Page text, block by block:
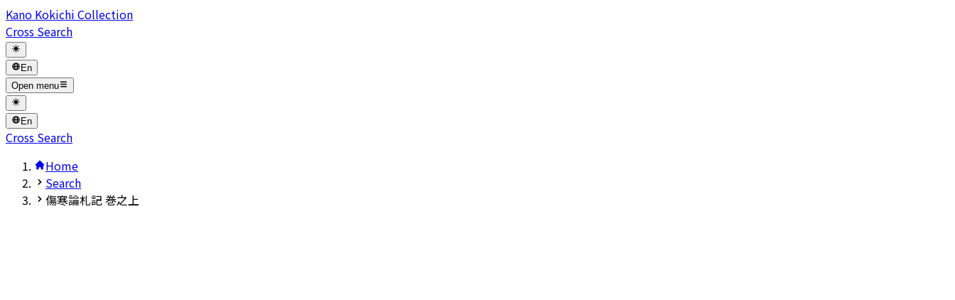
Kano Kokichi Collection
Cross Search
En
Open menu
En
Cross Search
Home
Search
傷寒論札記 巻之上